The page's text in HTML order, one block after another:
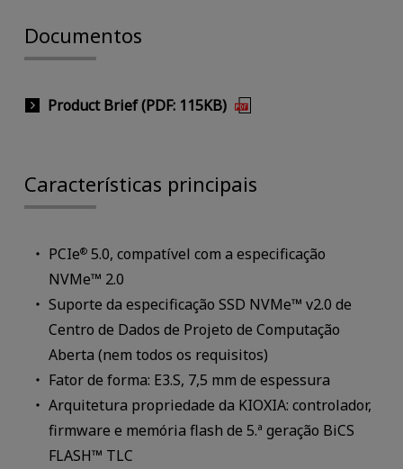
Documentos
Product Brief (PDF: 115KB)
Características principais
PCIe® 5.0, compatível com a especificação
NVMe™ 2.0
Suporte da especificação SSD NVMe™ v2.0 de
Centro de Dados de Projeto de Computação
Aberta (nem todos os requisitos)
Fator de forma: E3.S, 7,5 mm de espessura
Arquitetura propriedade da KIOXIA: controlador,
firmware e memória flash de 5.ª geração BiCS
FLASH™ TLC